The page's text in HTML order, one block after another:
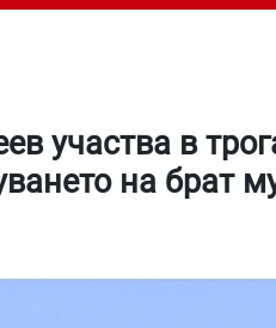
участва в
на брат